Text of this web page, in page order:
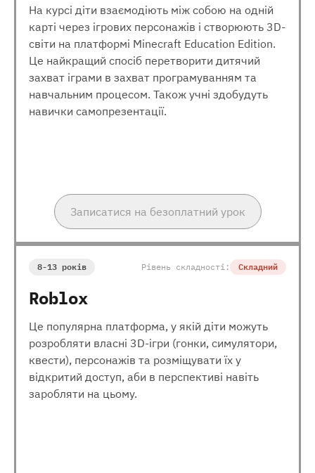
На курсі діти взаємодіють між собою на одній
карті через ігрових персонажів і створюють 3D-
світи на платформі Minecraft Education Edition.
Це найкращий спосіб перетворити дитячий
захват іграми в захват програмуванням та
навчальним процесом. Також учні здобудуть
навички самопрезентації.
Записатися на безоплатний урок
8-13 років Рівень складності: Складний
Roblox
Це популярна платформа, у якій діти можуть
розробляти власні 3D-ігри (гонки, симулятори,
квести), персонажів та розміщувати їх у
відкритий доступ, аби в перспективі навіть
заробляти на цьому.